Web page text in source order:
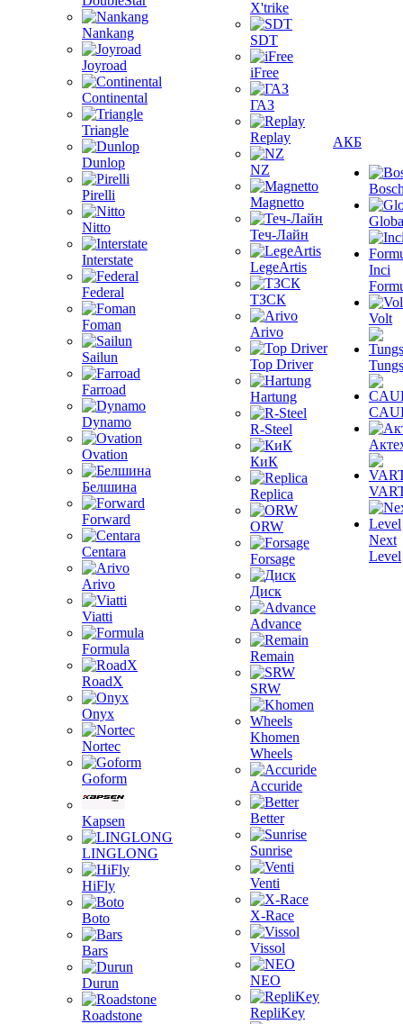
Nankang
Joyroad
Continental
Triangle
Dunlop
Pirelli
Nitto
Interstate
Federal
Foman
Sailun
Farroad
Dynamo
Ovation
Белшина
Forward
Centara
Arivo
Viatti
Formula
RoadX
Onyx
Nortec
Goform
Kapsen
LINGLONG
HiFly
Boto
Bars
Durun
Roadstone
X'trike
SDT
iFree
ГАЗ
Replay
NZ
Magnetto
Теч-Лайн
LegeArtis
ТЗСК
Arivo
Top Driver
Hartung
R-Steel
КиК
Replica
ORW
Forsage
Диск
Advance
Remain
SRW
Khomen
Wheels
Accuride
Better
Sunrise
Venti
X-Race
Vissol
NEO
RepliKey
АКБ
Inci
Volt
Next
Level